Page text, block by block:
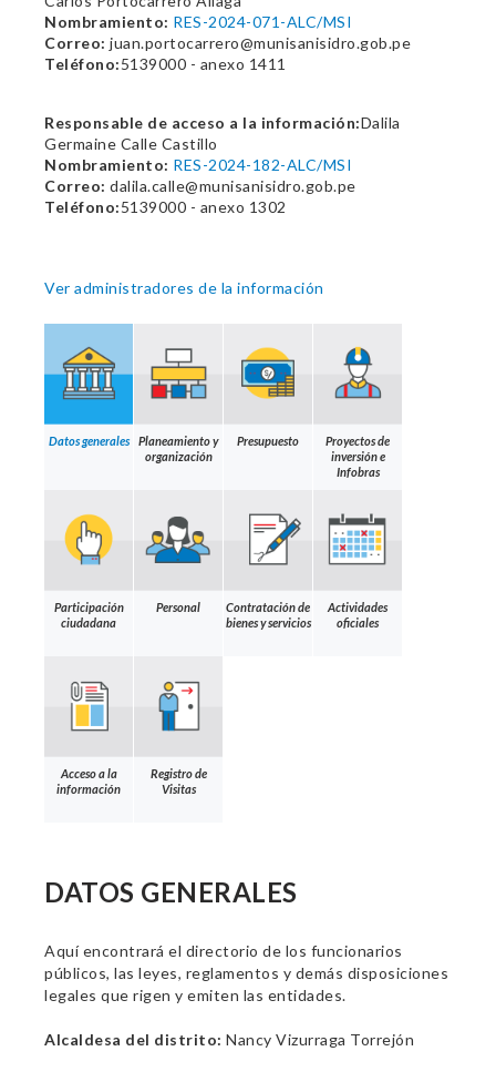
Nombramiento: RES-2024-071-ALC/MSI
Correo: juan.portocarrero@munisanisidro.gob.pe
Teléfono:5139000 - anexo 1411
Responsable de acceso a la información:Dalila
Germaine Calle Castillo
Nombramiento: RES-2024-182-ALC/MSI
Correo: dalila.calle@munisanisidro.gob.pe
Teléfono:5139000 - anexo 1302
Ver administradores de la información
Datos generales
Planeamiento y
organización
Presupuesto
Proyectos de
inversión e
Infobras
Participación
ciudadana
Personal
Contratación de
bienes y servicios
Actividades
oficiales
Acceso a la
información
Registro de
Visitas
DATOS GENERALES
Aquí encontrará el directorio de los funcionarios
públicos, las leyes, reglamentos y demás disposiciones
legales que rigen y emiten las entidades.
Alcaldesa del distrito: Nancy Vizurraga Torrejón